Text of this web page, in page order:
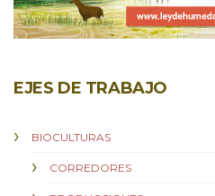
EJES DE TRABAJO
BIOCULTURAS
CORREDORES